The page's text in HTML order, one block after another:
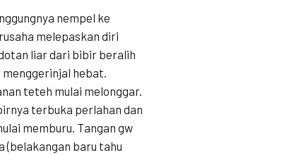
nempel ke
melepaskan diri
liar dari bibir beralih
menggerinjal hebat.
teteh mulai melonggar.
terbuka perlahan dan
memburu. Tangan gw
(belakangan baru tahu